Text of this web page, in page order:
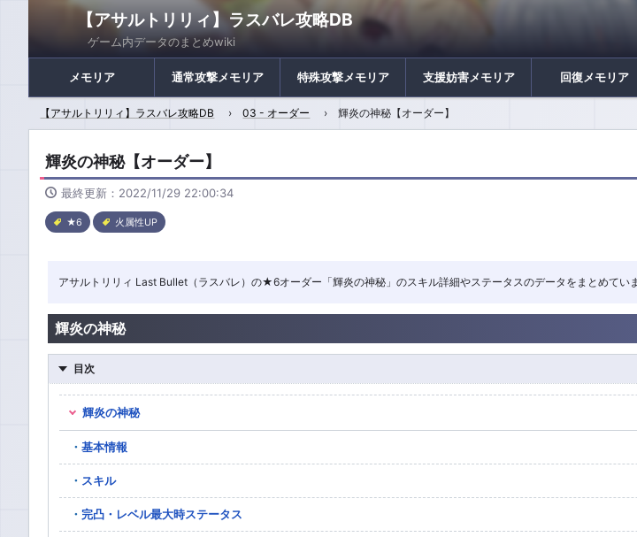
【アサルトリリィ】ラスバレ攻略DB
ゲーム内データのまとめwiki
メモリア 通常攻撃メモリア 特殊攻撃メモリア 支援妨害メモリア 回復メモリア
【アサルトリリィ】ラスバレ攻略DB 03 - オーダー 輝炎の神秘【オーダー】
輝炎の神秘【オーダー】
最終更新：2022/11/29 22:00:34
★6 火属性UP
アサルトリリィ Last Bullet（ラスバレ）の★6オーダー「輝炎の神秘」のスキル詳細やステータスのデータをまとめていま
輝炎の神秘
目次
輝炎の神秘
基本情報
スキル
完凸・レベル最大時ステータス